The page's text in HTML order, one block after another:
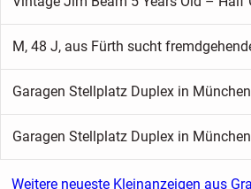
Weitere neueste Kleinanzeigen aus